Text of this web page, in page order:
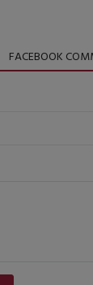
FACEBOOK